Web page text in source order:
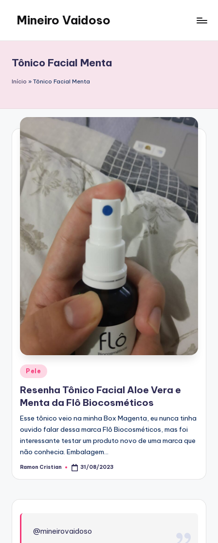
content
Mineiro Vaidoso
Autocuidado
e
Resenhas
Tônico Facial Menta
Início » Tônico Facial Menta
Posted
in
Pele
Resenha Tônico Facial Aloe Vera e
Menta da Flô Biocosméticos
Esse tônico veio na minha Box Magenta, eu nunca tinha
ouvido falar dessa marca Flô Biocosméticos, mas foi
interessante testar um produto novo de uma marca que
não conhecia. Embalagem…
Posted
Ramon Cristian 31/08/2023
@mineirovaidoso